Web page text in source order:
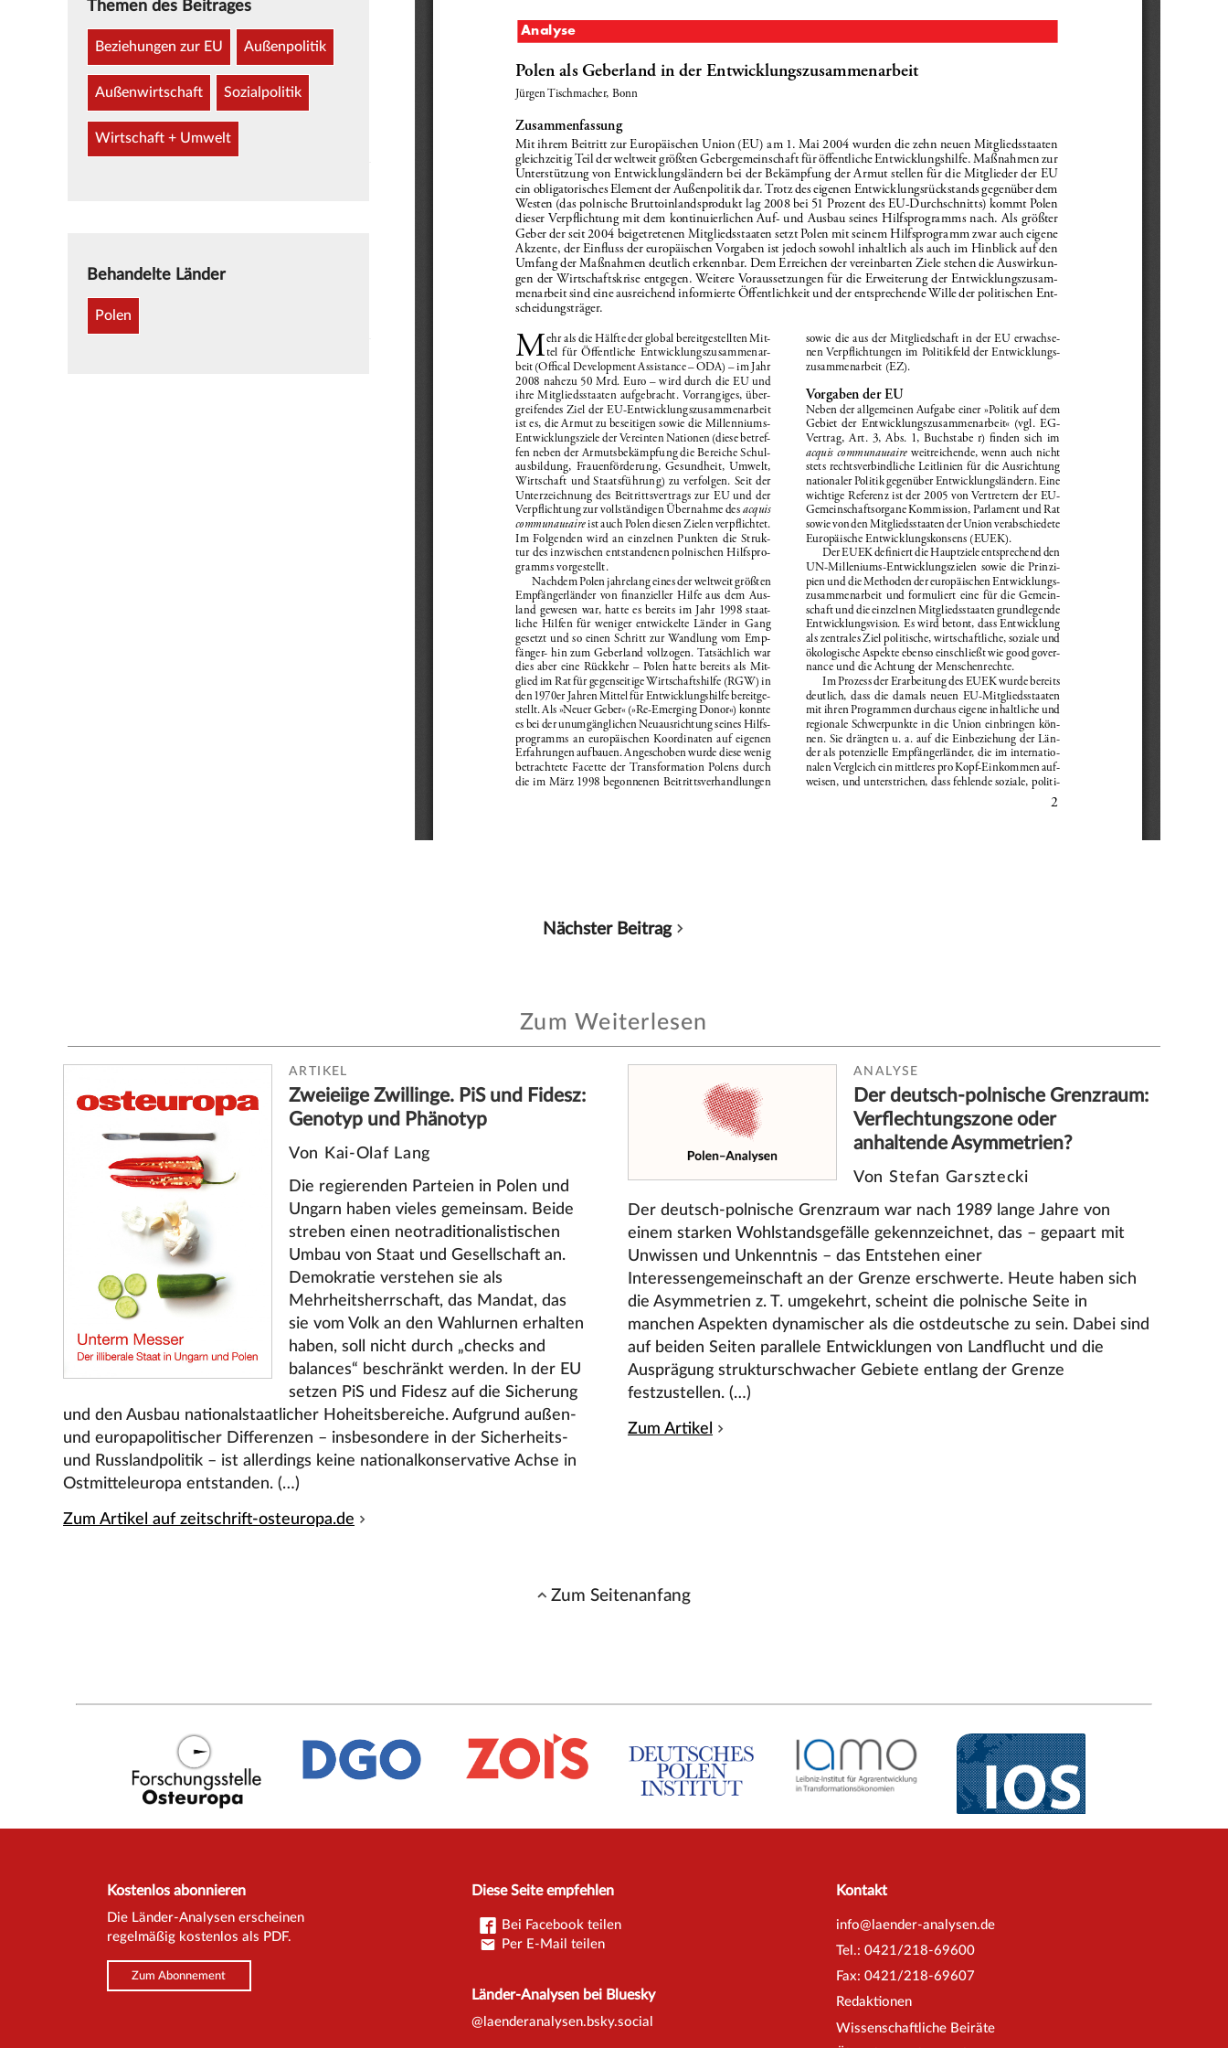
Themen des Beitrages
Beziehungen zur EU Außenpolitik
Außenwirtschaft Sozialpolitik
Wirtschaft + Umwelt
Behandelte Länder
Polen
Nächster Beitrag
Zum Weiterlesen
ARTIKEL
Zweieiige Zwillinge. PiS und Fidesz:
Genotyp und Phänotyp
Von Kai-Olaf Lang
Die regierenden Parteien in Polen und
Ungarn haben vieles gemeinsam. Beide
streben einen neotraditionalistischen
Umbau von Staat und Gesellschaft an.
Demokratie verstehen sie als
Mehrheitsherrschaft, das Mandat, das
sie vom Volk an den Wahlurnen erhalten
haben, soll nicht durch „checks and
balances“ beschränkt werden. In der EU
setzen PiS und Fidesz auf die Sicherung
und den Ausbau nationalstaatlicher Hoheitsbereiche. Aufgrund außen-
und europapolitischer Differenzen – insbesondere in der Sicherheits-
und Russlandpolitik – ist allerdings keine nationalkonservative Achse in
Ostmitteleuropa entstanden. (…)
Zum Artikel auf zeitschrift-osteuropa.de
ANALYSE
Der deutsch-polnische Grenzraum:
Verflechtungszone oder
anhaltende Asymmetrien?
Von Stefan Garsztecki
Der deutsch-polnische Grenzraum war nach 1989 lange Jahre von
einem starken Wohlstandsgefälle gekennzeichnet, das – gepaart mit
Unwissen und Unkenntnis – das Entstehen einer
Interessengemeinschaft an der Grenze erschwerte. Heute haben sich
die Asymmetrien z. T. umgekehrt, scheint die polnische Seite in
manchen Aspekten dynamischer als die ostdeutsche zu sein. Dabei sind
auf beiden Seiten parallele Entwicklungen von Landflucht und die
Ausprägung strukturschwacher Gebiete entlang der Grenze
festzustellen. (…)
Zum Artikel
Zum Seitenanfang
Kostenlos abonnieren
Die Länder-Analysen erscheinen
regelmäßig kostenlos als PDF.
Zum Abonnement
Diese Seite empfehlen
Bei Facebook teilen
Per E-Mail teilen
Länder-Analysen bei Bluesky
@laenderanalysen.bsky.social
Kontakt
info@laender-analysen.de
Tel.: 0421/218-69600
Fax: 0421/218-69607
Redaktionen
Wissenschaftliche Beiräte